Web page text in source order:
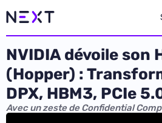
NVIDIA dévoile son
(Hopper) :
DPX, HBM3, PCIe
Avec un zeste de Confidential